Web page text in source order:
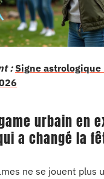
: Signe
urbain en
a changé la
ne se jouent plus